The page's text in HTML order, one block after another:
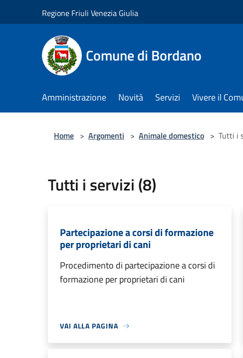
Regione Friuli Venezia Giulia
Comune di Bordano
Amministrazione Novità Servizi Vivere il
Home > Argomenti > Animale domestico > Tutti i
Tutti i servizi (8)
Partecipazione a corsi di formazione
per proprietari di cani
Procedimento di partecipazione a corsi di
formazione per proprietari di cani
VAI ALLA PAGINA